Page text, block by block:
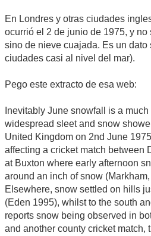
En Londres y otras ciudades
ocurrió el 2 de junio de 1975, y
sino de nieve cuajada. Es un
ciudades casi al nivel del mar).
Pego este extracto de esa web:
Inevitably June snowfall is a
widespread sleet and snow
United Kingdom on 2nd June
affecting a cricket match between
at Buxton where early afternoon
around an inch of snow
Elsewhere, snow settled on hills
(Eden 1995), whilst to the south
reports snow being observed in
and another county cricket match,